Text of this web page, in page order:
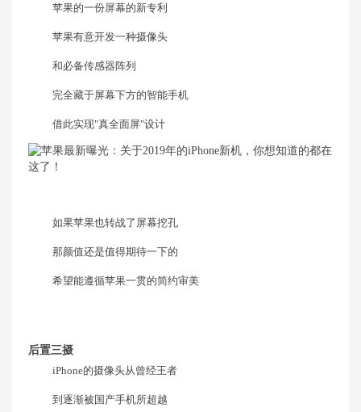
苹果的一份屏幕的新专利
苹果有意开发一种摄像头
和必备传感器阵列
完全藏于屏幕下方的智能手机
借此实现"真全面屏"设计
如果苹果也转战了屏幕挖孔
那颜值还是值得期待一下的
希望能遵循苹果一贯的简约审美
后置三摄
iPhone的摄像头从曾经王者
到逐渐被国产手机所超越